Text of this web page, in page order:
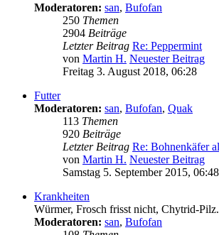
Moderatoren: san, Bufofan
250 Themen
2904 Beiträge
Letzter Beitrag Re: Peppermint
von Martin H. Neuester Beitrag
Freitag 3. August 2018, 06:28
Futter
Moderatoren: san, Bufofan, Quak
113 Themen
920 Beiträge
Letzter Beitrag Re: Bohnenkäfer
von Martin H. Neuester Beitrag
Samstag 5. September 2015, 06:48
Krankheiten
Würmer, Frosch frisst nicht, Chytrid-
Moderatoren: san, Bufofan